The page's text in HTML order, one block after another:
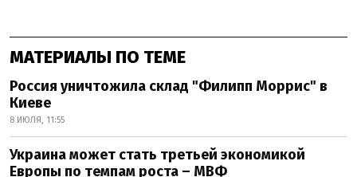
МАТЕРИАЛЫ ПО ТЕМЕ
Россия уничтожила склад "Филипп Моррис" в
Киеве
8 ИЮЛЯ, 11:55
Украина может стать третьей экономикой
Европы по темпам роста – МВФ